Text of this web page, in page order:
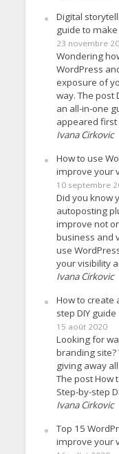
Digital
guide to
23 novembre
Wondering
WordPress
exposure of
way. The post
an all-in-one
appeared first
Ivana Cirkovic
How to use
improve your
10 septembre
Did you know
autoposting
improve not
business and
use
your visibility
Ivana Cirkovic
How to create
step DIY guide
15 août 2020
Looking for
branding site?
giving away
The post How
Step-by-step
Ivana Cirkovic
Top 15
improve your